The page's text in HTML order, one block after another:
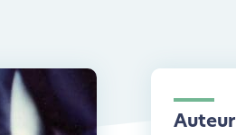
Auteur